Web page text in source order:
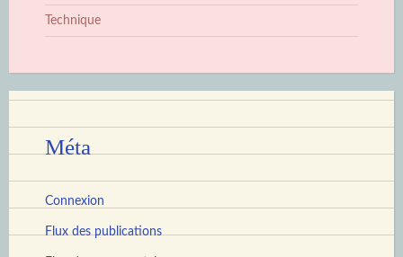
Technique
Méta
Connexion
Flux des publications